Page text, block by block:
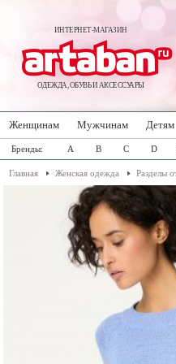
ИНТЕРНЕТ-МАГАЗИН
ОДЕЖДА, ОБУВЬ И АКСЕССУАРЫ
Женщинам Мужчинам Детям
Бренды: A B C D
Главная Женская одежда Разделы